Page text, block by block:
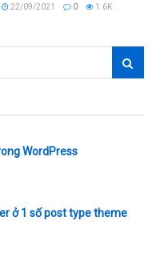
22/09/2021 0 1.6K
WordPress
ở 1 số post type theme